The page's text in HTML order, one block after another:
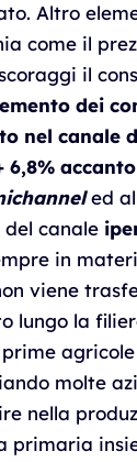
Altro
come il
il
dei
nel canale
6,8%
ed al
canale
in
viene
lungo la
agricole
molte
nella
primaria